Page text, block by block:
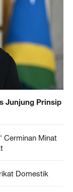
Junjung Prinsip
Cerminan Minat
Domestik